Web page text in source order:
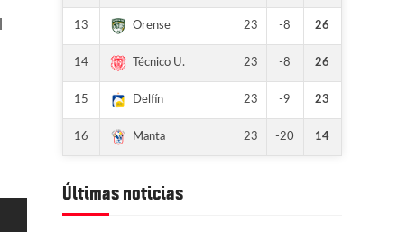
13 Orense 23 -8 26
14 Técnico U. 23 -8 26
15 Delfín 23 -9 23
16 Manta 23 -20 14
Últimas noticias